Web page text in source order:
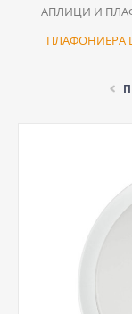
АПЛИЦИ И
ПЛАФОНИЕРА